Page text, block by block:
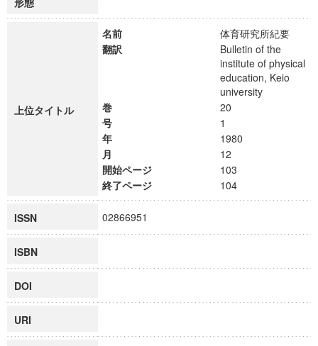
上位タイトル
名前
体育研究所紀要
翻訳
Bulletin of the
institute of physical
education, Keio
university
巻
20
号
1
年
1980
月
12
開始ページ
103
終了ページ
104
ISSN 02866951
ISBN
DOI
URI